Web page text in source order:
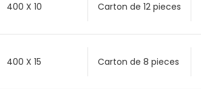
400 X 10 Carton de 12 pieces
400 X 15 Carton de 8 pieces